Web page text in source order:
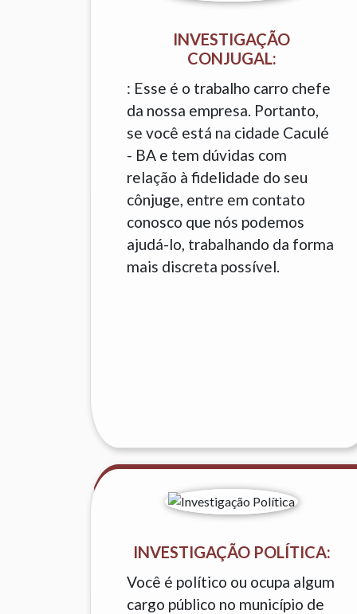
INVESTIGAÇÃO
CONJUGAL:
: Esse é o trabalho carro chefe
da nossa empresa. Portanto,
se você está na cidade Caculé
- BA e tem dúvidas com
relação à fidelidade do seu
cônjuge, entre em contato
conosco que nós podemos
ajudá-lo, trabalhando da forma
mais discreta possível.
INVESTIGAÇÃO POLÍTICA:
Você é político ou ocupa algum
cargo público no município de